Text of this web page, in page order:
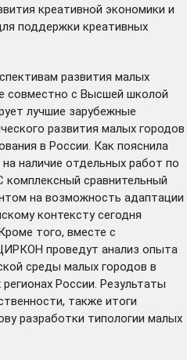
креативной экономики и
поддержки креативных
развития малых
совместно с Высшей школой
лучшие зарубежные
развития малых городов
в России. Как пояснила
наличие отдельных работ по
комплексный сравнительный
на возможность адаптации
контексту сегодня
того, вместе с
проведут анализ опыта
среды малых городов в
России. Результаты
также итоги
разработки типологии малых